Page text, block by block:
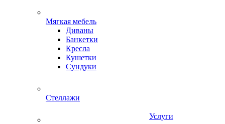
Мягкая мебель
Диваны
Банкетки
Кресла
Кушетки
Сундуки
Стеллажи
Услуги